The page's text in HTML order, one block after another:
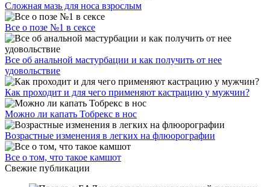
Сложная мазь для носа взрослым
Все о позе №1 в сексе
Все об анальной мастурбации и как получить от нее
удовольствие
Как проходит и для чего применяют кастрацию у мужчин?
Можно ли капать Тобрекс в нос
Возрастные изменения в легких на флюорографии
Все о том, что такое камшот
Свежие публикации